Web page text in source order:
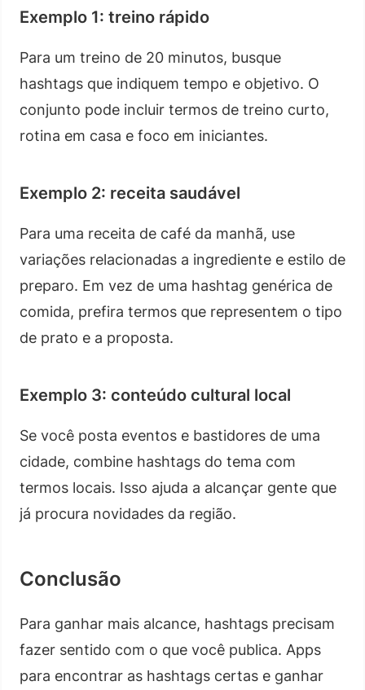
Exemplo 1: treino rápido
Para um treino de 20 minutos, busque
hashtags que indiquem tempo e objetivo. O
conjunto pode incluir termos de treino curto,
rotina em casa e foco em iniciantes.
Exemplo 2: receita saudável
Para uma receita de café da manhã, use
variações relacionadas a ingrediente e estilo de
preparo. Em vez de uma hashtag genérica de
comida, prefira termos que representem o tipo
de prato e a proposta.
Exemplo 3: conteúdo cultural local
Se você posta eventos e bastidores de uma
cidade, combine hashtags do tema com
termos locais. Isso ajuda a alcançar gente que
já procura novidades da região.
Conclusão
Para ganhar mais alcance, hashtags precisam
fazer sentido com o que você publica. Apps
para encontrar as hashtags certas e ganhar